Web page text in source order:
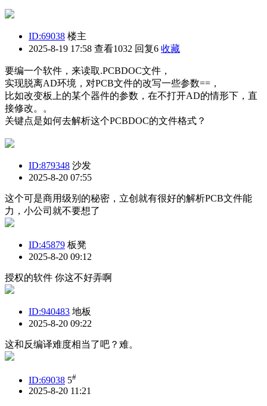
ID:69038 楼主
2025-8-19 17:58 查看1032 回复6 收藏
要编一个软件，来读取.PCBDOC文件，
实现脱离AD环境，对PCB文件的改写一些参数==，
比如改变板上的某个器件的参数，在不打开AD的情形下，直
接修改。。
关键点是如何去解析这个PCBDOC的文件格式？
ID:879348 沙发
2025-8-20 07:55
这个可是商用级别的秘密，立创就有很好的解析PCB文件能
力，小公司就不要想了
ID:45879 板凳
2025-8-20 09:12
授权的软件 你这不好弄啊
ID:940483 地板
2025-8-20 09:22
这和反编译难度相当了吧？难。
ID:69038 5#
2025-8-20 11:21